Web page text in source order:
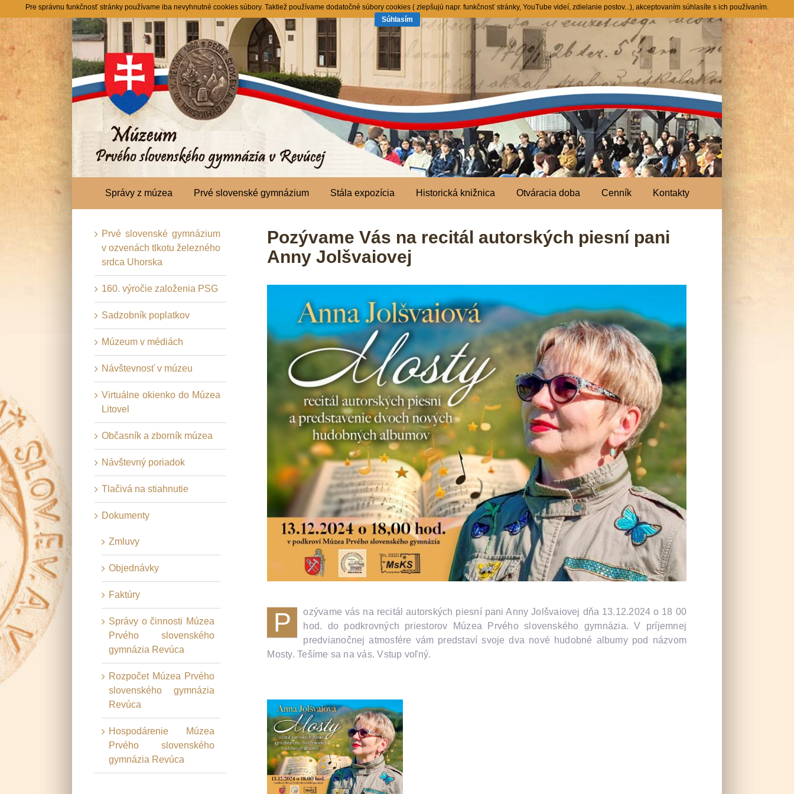
to
content
Správy z múzea Prvé slovenské gymnázium Stála expozícia Historická knižnica Otváracia doba Cenník Kontakty
Pozývame Vás na recitál autorských piesní pani
Anny Jolšvaiovej
P
ozývame vás na recitál autorských piesní pani Anny Jolšvaiovej dňa 13.12.2024 o 18 00
hod. do podkrovných priestorov Múzea Prvého slovenského gymnázia. V príjemnej
predvianočnej atmosfére vám predstaví svoje dva nové hudobné albumy pod názvom
Mosty. Tešíme sa na vás. Vstup voľný.
Prvé slovenské gymnázium
v ozvenách tlkotu železného
srdca Uhorska
160. výročie založenia PSG
Sadzobník poplatkov
Múzeum v médiách
Návštevnosť v múzeu
Virtuálne okienko do Múzea
Litovel
Občasník a zborník múzea
Návštevný poriadok
Tlačivá na stiahnutie
Dokumenty
Zmluvy
Objednávky
Faktúry
Správy o činnosti Múzea
Prvého slovenského
gymnázia Revúca
Rozpočet Múzea Prvého
slovenského gymnázia
Revúca
Hospodárenie Múzea
Prvého slovenského
gymnázia Revúca
Pre správnu funkčnosť stránky používame iba nevyhnutné cookies súbory. Taktiež používame dodatočné súbory cookies ( zlepšujú napr. funkčnosť stránky, YouTube videí, zdielanie postov...), akceptovaním súhlasíte s ich používaním.
Súhlasím